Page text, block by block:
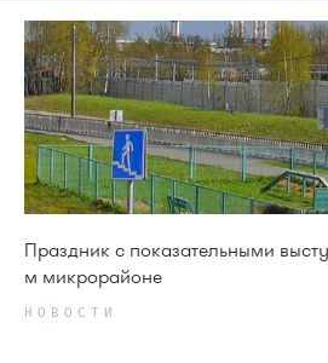
Праздник с показательными
м микрорайоне
НОВОСТИ